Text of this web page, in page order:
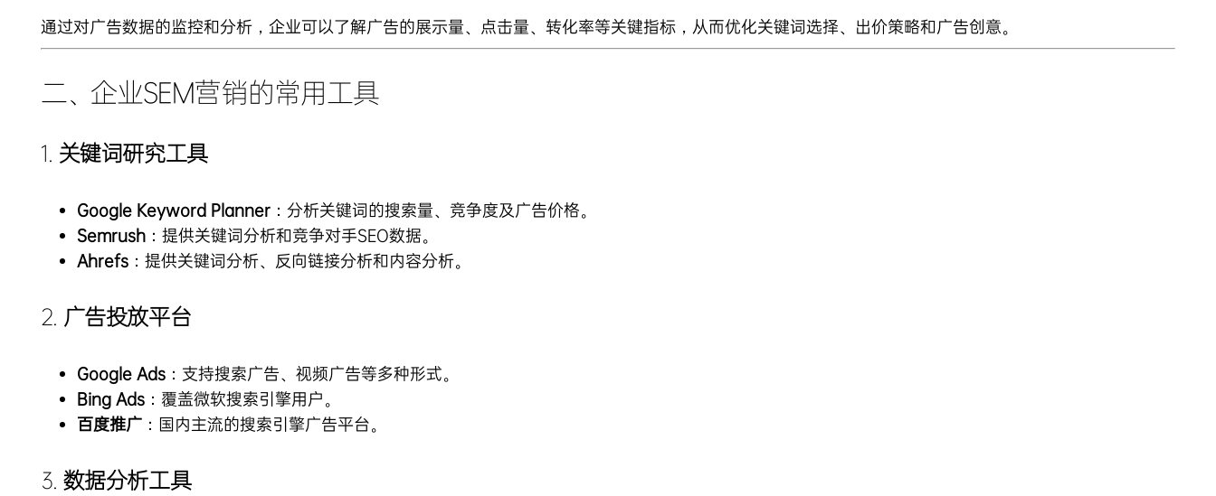
通过对广告数据的监控和分析，企业可以了解广告的展示量、点击量、转化率等关键指标，从而优化关键词选择、出价策略和广告创意。
二、企业SEM营销的常用工具
1. 关键词研究工具
Google Keyword Planner：分析关键词的搜索量、竞争度及广告价格。
Semrush：提供关键词分析和竞争对手SEO数据。
Ahrefs：提供关键词分析、反向链接分析和内容分析。
2. 广告投放平台
Google Ads：支持搜索广告、视频广告等多种形式。
Bing Ads：覆盖微软搜索引擎用户。
百度推广：国内主流的搜索引擎广告平台。
3. 数据分析工具